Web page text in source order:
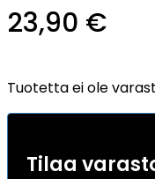
5:stä
3
asiakkaan
arvotukseen.
23,90 €
Tuotetta ei ole
Tilaa